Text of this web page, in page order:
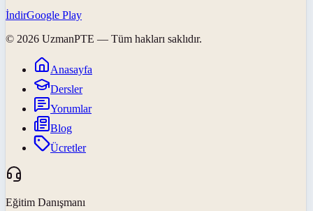
İndirGoogle Play
© 2026 UzmanPTE — Tüm hakları saklıdır.
Anasayfa
Dersler
Yorumlar
Blog
Ücretler
Eğitim Danışmanı